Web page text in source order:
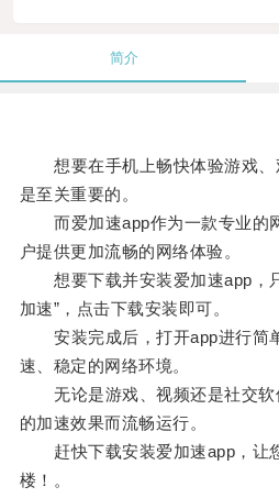
简介
想要在手机上畅快体验游戏、
是至关重要的。
而爱加速app作为一款专业的
户提供更加流畅的网络体验。
想要下载并安装爱加速app，
加速”，点击下载安装即可。
安装完成后，打开app进行简
速、稳定的网络环境。
无论是游戏、视频还是社交软
的加速效果而流畅运行。
赶快下载安装爱加速app，让
楼！。